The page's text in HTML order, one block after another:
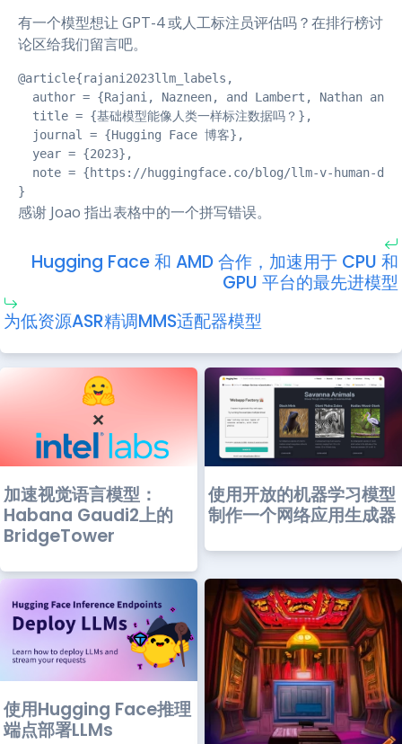
有一个模型想让 GPT-4 或人工标注员评估吗？在排行榜讨
论区给我们留言吧。
@article{rajani2023llm_labels,
author = {Rajani, Nazneen, and Lambert, Nathan
  title = {基础模型能像人类一样标注数据吗？},
  journal = {Hugging Face 博客},
  year = {2023},
note = {https://huggingface.co/blog/llm-v-human-
}
感谢 Joao 指出表格中的一个拼写错误。
Hugging Face 和 AMD 合作，加速用于 CPU 和
GPU 平台的最先进模型
为低资源ASR精调MMS适配器模型
加速视觉语言模型：
Habana Gaudi2上的
BridgeTower
使用开放的机器学习模型
制作一个网络应用生成器
使用Hugging Face推理
端点部署LLMs